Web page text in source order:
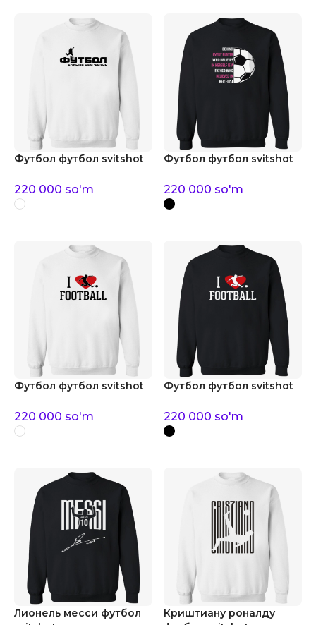
Футбол футбол svitshot
220 000 so'm
Футбол футбол svitshot
220 000 so'm
Футбол футбол svitshot
220 000 so'm
Футбол футбол svitshot
220 000 so'm
Лионель месси футбол
Криштиану роналду